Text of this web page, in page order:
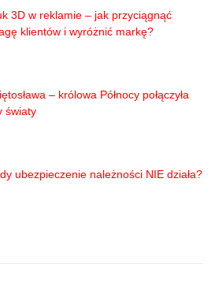
3D w reklamie – jak przyciągnąć
klientów i wyróżnić markę?
– królowa Północy połączyła
światy
ubezpieczenie należności NIE działa?